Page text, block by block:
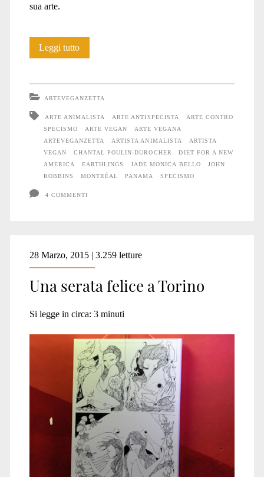
sua arte.
Leggi tuttoChantal
ARTEVEGANZETTA
ARTE ANIMALISTA ARTE ANTISPECISTA
ARTE CONTRO
SPECISMO
ARTE VEGAN
ARTE VEGANA
ARTEVEGANZETTA
ARTISTA ANIMALISTA
ARTISTA
VEGAN
CHANTAL POULIN-DUROCHER
DIET FOR A NEW
AMERICA
EARTHLINGS JADE MONICA BELLO
JOHN
ROBBINS
MONTRÉAL PANAMA SPECISMO
4 COMMENTI
28 Marzo, 2015 | 3.259 letture
Una serata felice a Torino
Si legge in circa: 3 minuti